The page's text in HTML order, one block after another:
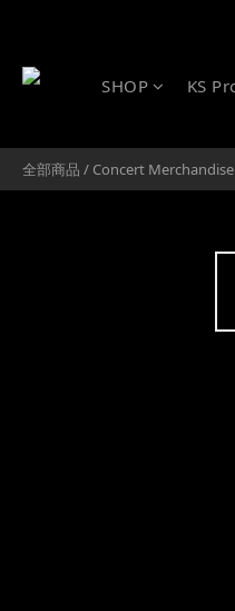
SHOP KS
全部商品 / Concert Merchandise